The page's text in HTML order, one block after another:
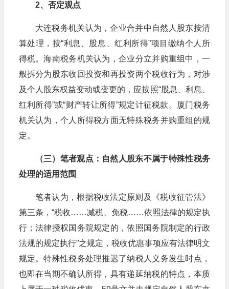
2、否定观点
大连税务机关认为，企业合并中自然人股东按清
算处理，按“利息、股息、红利所得”项目缴纳个人所
得税。海南税务机关认为，企业分立并购重组中，一
般拆分为股东收回投资和再投资两个税收行为，对涉
及个人股东权益变动或变更的，应按照“股息、利息、
红利所得”或“财产转让所得”规定计征税款。厦门税务
机关认为，个人所得税方面无特殊税务并购重组的规
定。
（三）笔者观点：自然人股东不属于特殊性税务
处理的适用范围
笔者认为，根据税收法定原则及《税收征管法》
第三条，“税收……减税、免税……依照法律的规定执
行；法律授权国务院规定的，依照国务院制定的行政
法规的规定执行”之规定，税收优惠事项应有法律明文
规定。特殊性税务处理推迟了纳税人义务发生时点，
也即在当期不确认所得，具有递延纳税的特点，本质